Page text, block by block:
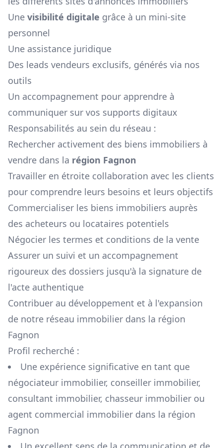
Une visibilité digitale grâce à un mini-site
personnel
Une assistance juridique
Des leads vendeurs exclusifs, générés via nos
outils
Un accompagnement pour apprendre à
communiquer sur vos supports digitaux
Responsabilités au sein du réseau :
Rechercher activement des biens immobiliers à
vendre dans la région Fagnon
Travailler en étroite collaboration avec les clients
pour comprendre leurs besoins et leurs objectifs
Commercialiser les biens immobiliers auprès
des acheteurs ou locataires potentiels
Négocier les termes et conditions de la vente
Assurer un suivi et un accompagnement
rigoureux des dossiers jusqu'à la signature de
l'acte authentique
Contribuer au développement et à l'expansion
de notre réseau immobilier dans la région
Fagnon
Profil recherché :
Une expérience significative en tant que
négociateur immobilier, conseiller immobilier,
consultant immobilier, chasseur immobilier ou
agent commercial immobilier dans la région
Fagnon